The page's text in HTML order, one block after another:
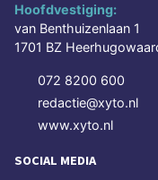
Hoofdvestiging:
van Benthuizenlaan 1
1701 BZ
072 8200 600
redactie@xyto.nl
www.xyto.nl
SOCIAL MEDIA